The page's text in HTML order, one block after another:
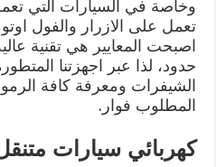
وخاصة في السيارات التي
تعمل على الازرار والفول
اصبحت المعايير هي تقنية
حدود، لذا عبر اجهزتنا
الشيفرات ومعرفة كافة
المطلوب فوار.
كهربائي سيارات